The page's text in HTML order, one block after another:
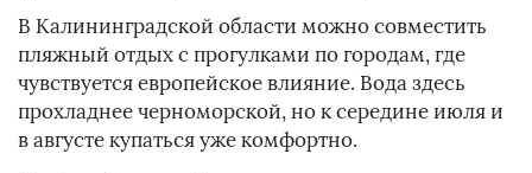
В Калининградской области можно совместить
пляжный отдых с прогулками по городам, где
чувствуется европейское влияние. Вода здесь
прохладнее черноморской, но к середине июля и
в августе купаться уже комфортно.